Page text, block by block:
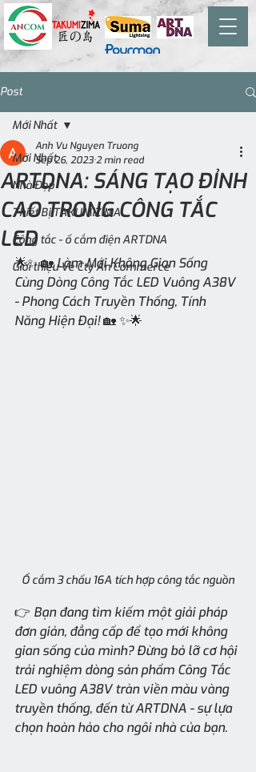
Post
Mới Nhất
Nhà Đẹp
Thiết Bị TAKUMIZIMA
Công tắc - ổ cắm điện ARTDNA
Giới thiệu Về Cty An Commerce
Mới Nhất
ARTDNA: SÁNG TẠO ĐỈNH
CAO TRONG CÔNG TẮC
LED
Anh Vu Nguyen Truong
Sep 26, 20232 min read
🌟✨ 🏡 Làm Mới Không Gian Sống
Cùng Dòng Công Tắc LED Vuông A38V
- Phong Cách Truyền Thống, Tính
Năng Hiện Đại! 🏡 ✨🌟
Ổ cắm 3 chấu 16A tích hợp công tắc nguồn
👉 Bạn đang tìm kiếm một giải pháp
đơn giản, đẳng cấp để tạo mới không
gian sống của mình? Đừng bỏ lỡ cơ hội
trải nghiệm dòng sản phẩm Công Tắc
LED vuông A38V tràn viền màu vàng
truyền thống, đến từ ARTDNA - sự lựa
chọn hoàn hảo cho ngôi nhà của bạn.